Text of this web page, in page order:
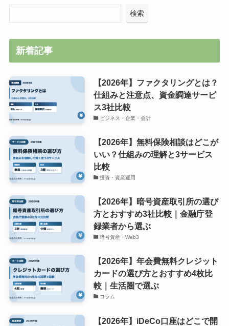
検索
新着記事
【2026年】ファクタリングとは？
仕組みと注意点、資金調達サービ
ス3社比較
ビジネス・企業・会計
【2026年】無料保険相談はどこが
いい？仕組みの理解と3サービス
比較
投資・資産運用
【2026年】暗号資産取引所の選び
方とおすすめ3社比較｜金融庁登
録業者から選ぶ
暗号資産・Web3
【2026年】年会費無料クレジット
カードの選び方とおすすめ4枚比
較｜生活圏で選ぶ
コラム
【2026年】iDeCo口座はどこで開